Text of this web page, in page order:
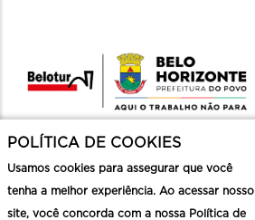
POLÍTICA DE COOKIES
Usamos cookies para assegurar que você
tenha a melhor experiência. Ao acessar nosso
site, você concorda com a nossa Política de